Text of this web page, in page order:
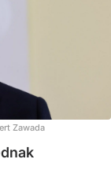
Zawada